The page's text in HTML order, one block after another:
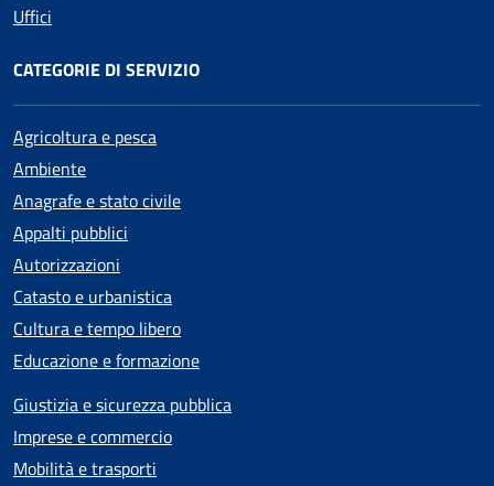
Uffici
CATEGORIE DI SERVIZIO
Agricoltura e pesca
Ambiente
Anagrafe e stato civile
Appalti pubblici
Autorizzazioni
Catasto e urbanistica
Cultura e tempo libero
Educazione e formazione
Giustizia e sicurezza pubblica
Imprese e commercio
Mobilità e trasporti